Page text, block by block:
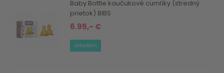
Baby Bottle kaučukové cumlíky (stredný
prietok) BIBS
6.95,- €
skladom